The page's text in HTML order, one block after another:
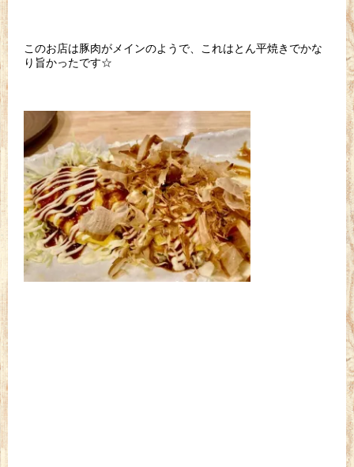
このお店は豚肉がメインのようで、これはとん平焼きでかな
り旨かったです☆